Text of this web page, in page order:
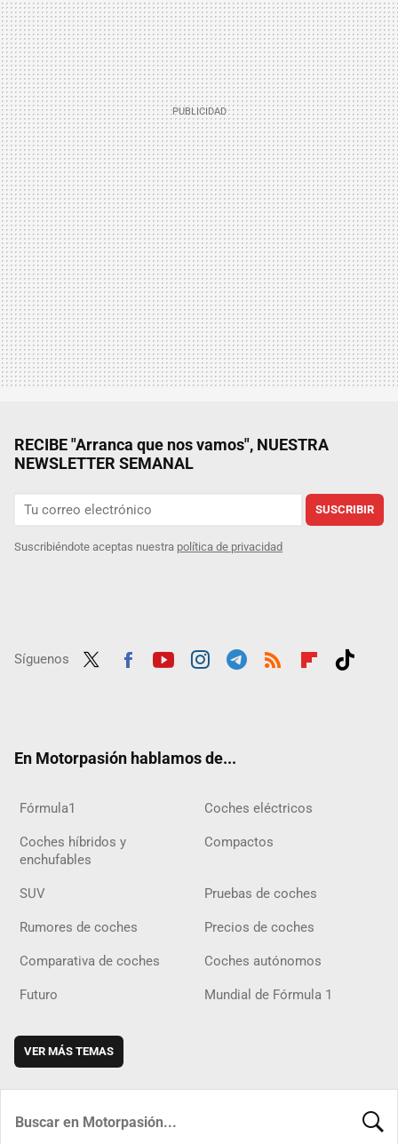
RECIBE "Arranca que nos vamos", NUESTRA
NEWSLETTER SEMANAL
SUSCRIBIR
Suscribiéndote aceptas nuestra política de privacidad
Síguenos
En Motorpasión hablamos de...
Fórmula1 Coches eléctricos
Coches híbridos y
enchufables
Compactos
SUV Pruebas de coches
Rumores de coches Precios de coches
Comparativa de coches Coches autónomos
Futuro Mundial de Fórmula 1
VER MÁS TEMAS